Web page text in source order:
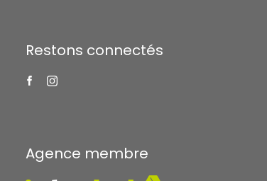
Restons connectés
Agence membre